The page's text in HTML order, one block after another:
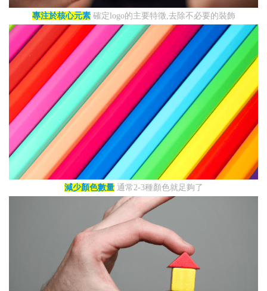
專注於核心元素確定logo的主要特徵,去除不必要的裝飾
減少顏色數量通常2-3種顏色就足夠了